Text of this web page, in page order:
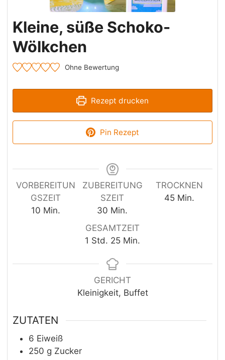
Kleine, süße Schoko-
Wölkchen
Ohne Bewertung
Rezept drucken
Pin Rezept
VORBEREITUN
GSZEIT
10 Minuten
Min.
ZUBEREITUNG
SZEIT
30 Minuten
Min.
TROCKNEN
45Minuten
Min.
GESAMTZEIT
1 Stunde
Std. 25Minuten
Min.
GERICHT
Kleinigkeit, Buffet
ZUTATEN
6 Eiweiß
250 g Zucker